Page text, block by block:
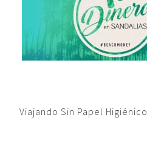
Viajando Sin Papel Higiénico